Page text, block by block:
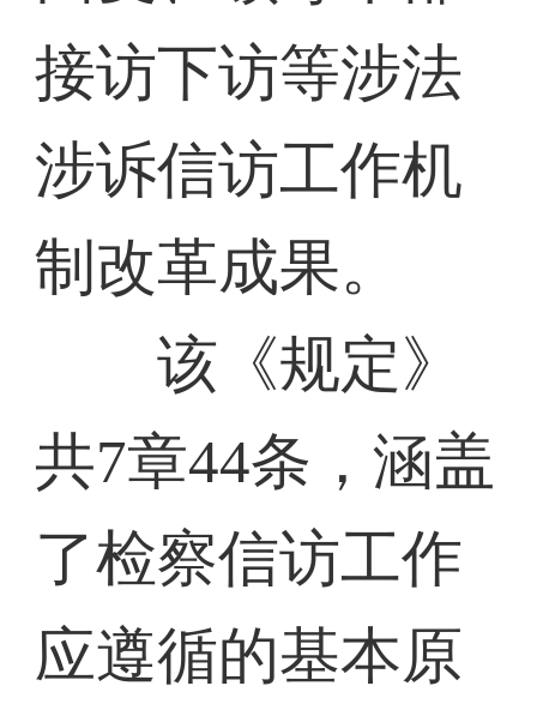
接访下访等涉法
涉诉信访工作机
制改革成果。
该《规定》
共7章44条，涵盖
了检察信访工作
应遵循的基本原